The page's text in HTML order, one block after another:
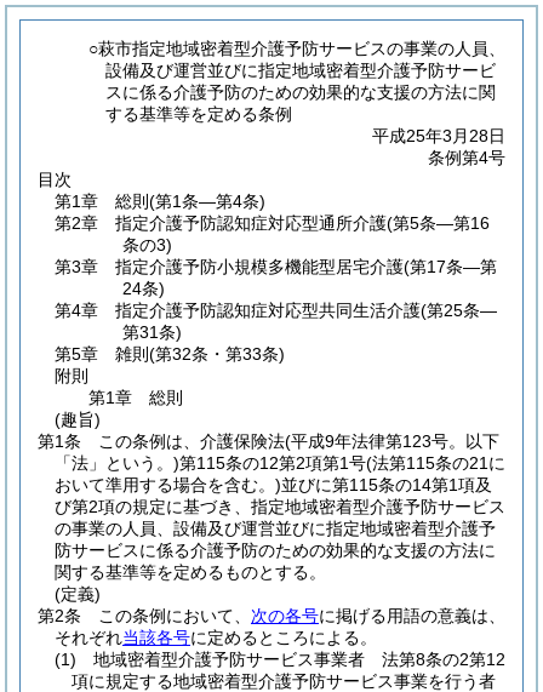
○萩市指定地域密着型介護予防サービスの事業の人員、
設備及び運営並びに指定地域密着型介護予防サービ
スに係る介護予防のための効果的な支援の方法に関
する基準等を定める条例
平成25年3月28日
条例第4号
目次
第1章
総則 (第1条―第4条)
第2章
指定介護予防認知症対応型通所介護(第5条―第16
条の3)
第3章
指定介護予防小規模多機能型居宅介護(第17条―第
24条)
第4章
指定介護予防認知症対応型共同生活介護(第25条―
第31条)
第5章
雑則 (第32条・第33条)
附則
第1章
総則
(趣旨)
第1条
この条例は、介護保険法(平成9年法律第123号。以下
「法」という。)第115条の12第2項第1号(法第115条の21に
おいて準用する場合を含む。)並びに第115条の14第1項及
び第2項の規定に基づき、指定地域密着型介護予防サービス
の事業の人員、設備及び運営並びに指定地域密着型介護予
防サービスに係る介護予防のための効果的な支援の方法に
関する基準等を定めるものとする。
(定義)
第2条
この条例において、 次の各号に掲げる用語の意義は、
それぞれ当該各号に定めるところによる。
(1)
地域密着型介護予防サービス事業者 法第8条の2第12
項に規定する地域密着型介護予防サービス事業を行う者